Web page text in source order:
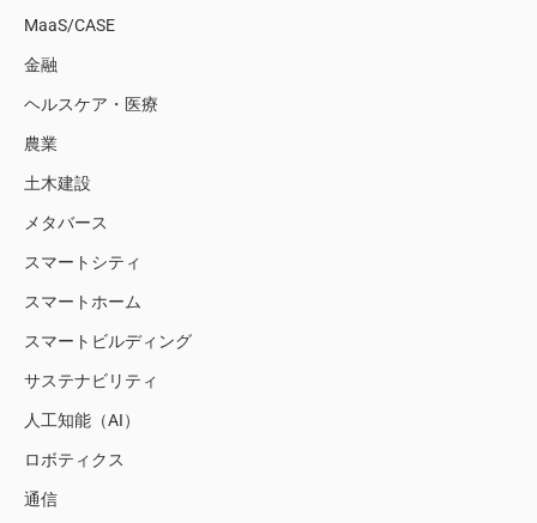
MaaS/CASE
金融
ヘルスケア・医療
農業
土木建設
メタバース
スマートシティ
スマートホーム
スマートビルディング
サステナビリティ
人工知能（AI）
ロボティクス
通信